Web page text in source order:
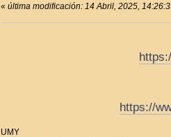
«última modificación: 14 Abril, 2025,
https://
UMY